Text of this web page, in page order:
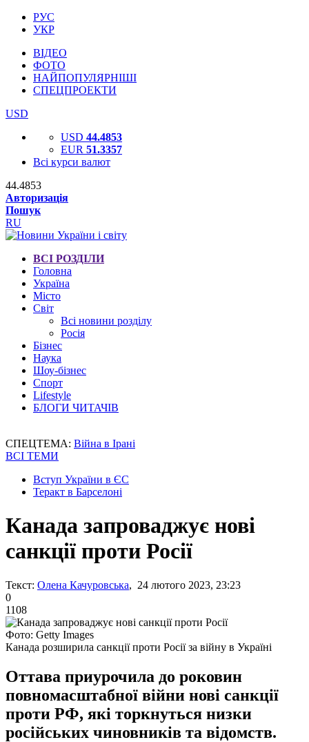
РУС
УКР
ВІДЕО
ФОТО
НАЙПОПУЛЯРНІШІ
СПЕЦПРОЕКТИ
USD
USD 44.4853
EUR 51.3357
Всі курси валют
44.4853
Авторизація
Пошук
RU
ВСІ РОЗДІЛИ
Головна
Україна
Місто
Світ
Всі новини розділу
Росія
Бізнес
Наука
Шоу-бізнес
Спорт
Lifestyle
БЛОГИ ЧИТАЧІВ
СПЕЦТЕМА: Війна в Ірані
ВСІ ТЕМИ
Вступ України в ЄС
Теракт в Барселоні
Канада запроваджує нові
санкції проти Росії
Текст: Олена Качуровська, 24 лютого 2023, 23:23
0
1108
Фото: Getty Images
Канада розширила санкції проти Росії за війну в Україні
Оттава приурочила до роковин
повномасштабної війни нові санкції
проти РФ, які торкнуться низки
російських чиновників та відомств.